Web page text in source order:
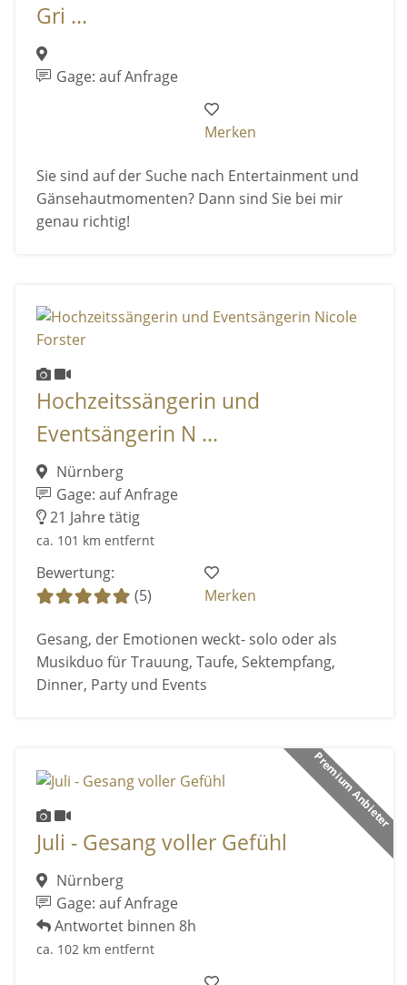
Gri ...
Gage: auf Anfrage
Merken
Sie sind auf der Suche nach Entertainment und
Gänsehautmomenten? Dann sind Sie bei mir
genau richtig!
Hochzeitssängerin und
Eventsängerin N ...
Nürnberg
Gage: auf Anfrage
21 Jahre tätig
ca. 101 km entfernt
Bewertung:
(5)
Merken
Gesang, der Emotionen weckt- solo oder als
Musikduo für Trauung, Taufe, Sektempfang,
Dinner, Party und Events
Premium Anbieter
Juli - Gesang voller Gefühl
Nürnberg
Gage: auf Anfrage
Antwortet binnen 8h
ca. 102 km entfernt